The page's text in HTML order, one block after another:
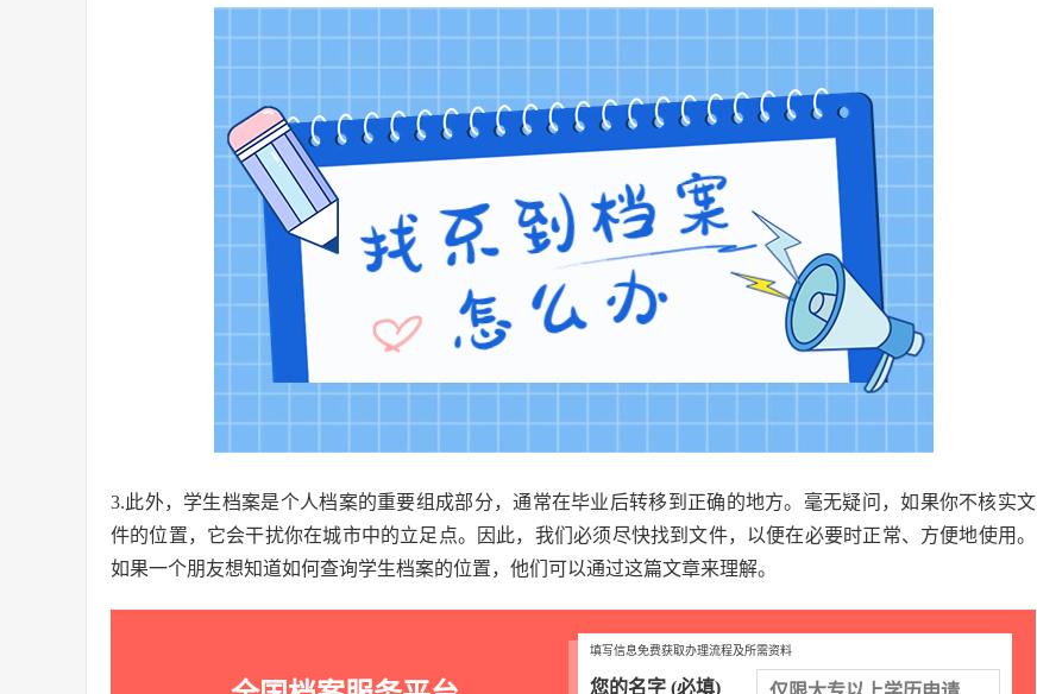
3.此外，学生档案是个人档案的重要组成部分，通常在毕业后转移到正确的地方。毫无疑问，如果你不核实文
件的位置，它会干扰你在城市中的立足点。因此，我们必须尽快找到文件，以便在必要时正常、方便地使用。
如果一个朋友想知道如何查询学生档案的位置，他们可以通过这篇文章来理解。
填写信息免费获取办理流程及所需资料
您的名字 (必填)